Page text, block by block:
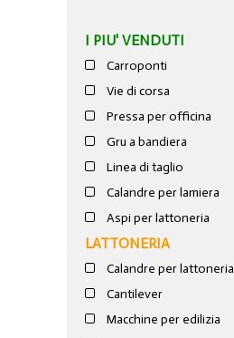
I PIU' VENDUTI
Carroponti
Vie di corsa
Pressa per officina
Gru a bandiera
Linea di taglio
Calandre per lamiera
Aspi per lattoneria
LATTONERIA
Calandre per lattoneria
Cantilever
Macchine per edilizia